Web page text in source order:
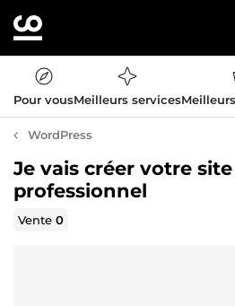
Pour vousMeilleurs services
WordPress
Je vais créer votre
professionnel
Vente0